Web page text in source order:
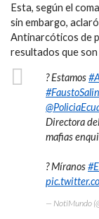
Esta, según el
sin embargo,
Antinarcóticos de
resultados que
? Estamos
Directora
mafias
?️ Míranos
— NotiMundo